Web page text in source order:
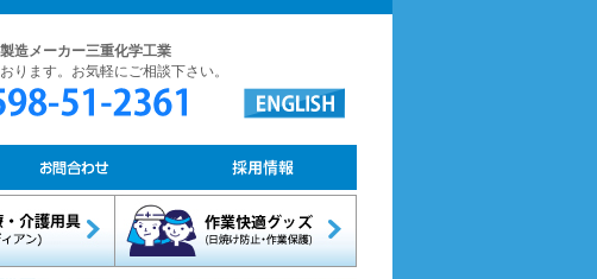
造メーカー三重化学工業
ります。お気軽にご相談下さい。